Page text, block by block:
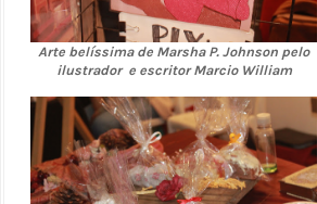
Arte belíssima de Marsha P. Johnson pelo
ilustrador e escritor Marcio William